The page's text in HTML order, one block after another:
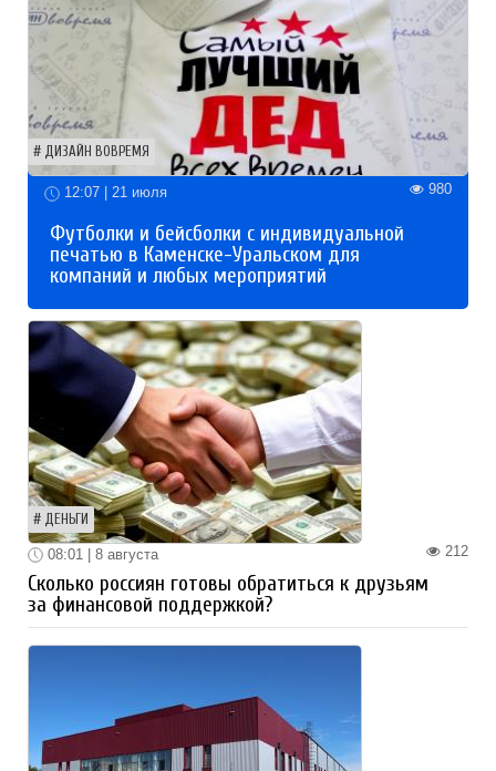
ДИЗАЙН ВОВРЕМЯ
12:07 | 21 июля 980
Футболки и бейсболки с индивидуальной
печатью в Каменске-Уральском для
компаний и любых мероприятий
ДЕНЬГИ
212
08:01 | 8 августа
Сколько россиян готовы обратиться к друзьям
за финансовой поддержкой?